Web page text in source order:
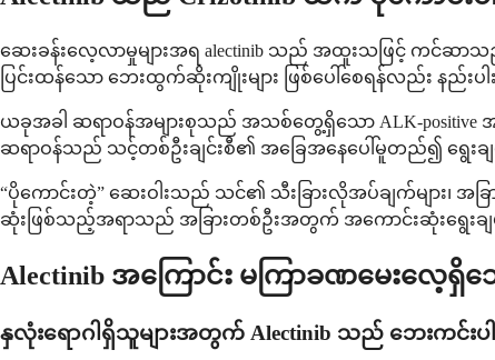
ဆေးခန်းလေ့လာမှုများအရ alectinib သည် အထူးသဖြင့် ကင်ဆာ
ပြင်းထန်သော ဘေးထွက်ဆိုးကျိုးများ ဖြစ်ပေါ်စေရန်လည်း နည်းပ
ယခုအခါ ဆရာဝန်အများစုသည် အသစ်တွေ့ရှိသော ALK-
ဆရာဝန်သည် သင့်တစ်ဦးချင်းစီ၏ အခြေအနေပေါ်မူတည်၍ ရွေးခ
“ပိုကောင်းတဲ့” ဆေးဝါးသည် သင်၏ သီးခြားလိုအပ်ချက်များ
ဆုံးဖြစ်သည့်အရာသည် အခြားတစ်ဦးအတွက် အကောင်းဆုံးရွေးချယ်
Alectinib အကြောင်း မကြာခဏမေးလေ့ရှိသေ
နှလုံးရောဂါရှိသူများအတွက် Alectinib သည် ဘေးကင်းပ